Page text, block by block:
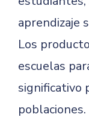
aprendizaje
Los
escuelas
significativo
poblaciones.